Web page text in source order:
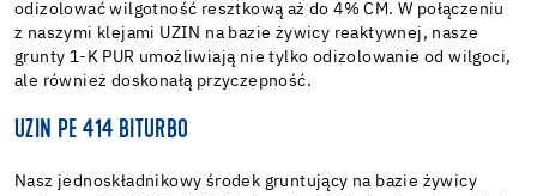
odizolować wilgotność resztkową aż do 4% CM. W połączeniu
z naszymi klejami UZIN na bazie żywicy reaktywnej, nasze
grunty 1-K PUR umożliwiają nie tylko odizolowanie od wilgoci,
ale również doskonałą przyczepność.
UZIN PE 414 BITURBO
Nasz jednoskładnikowy środek gruntujący na bazie żywicy